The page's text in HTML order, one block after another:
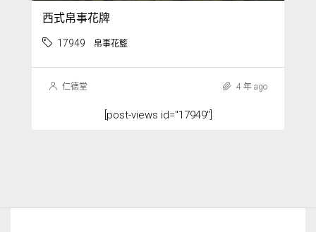
西式帛事花牌
17949 帛事花籃
仁德堂 4 年 ago
[post-views id="17949"]